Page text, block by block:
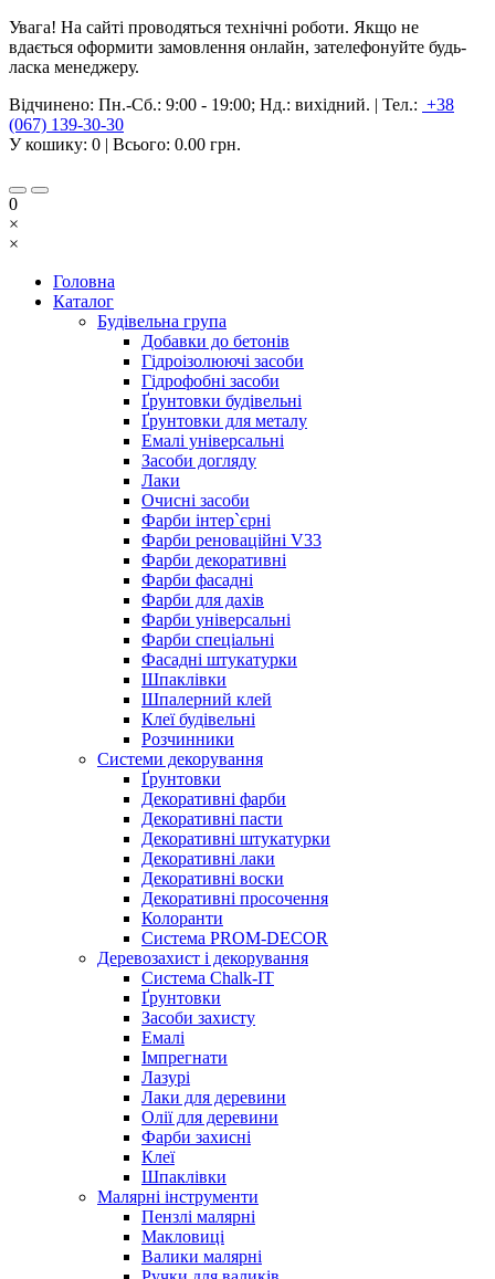
Увага! На сайті проводяться технічні роботи. Якщо не
вдається оформити замовлення онлайн, зателефонуйте будь-
ласка менеджеру.
Відчинено: Пн.-Сб.: 9:00 - 19:00; Нд.: вихідний. | Тел.: +38
(067) 139-30-30
У кошику: 0 | Всього: 0.00 грн.
0
×
×
Головна
Каталог
Будівельна група
Добавки до бетонів
Гідроізолюючі засоби
Гідрофобні засоби
Ґрунтовки будівельні
Ґрунтовки для металу
Емалі універсальні
Засоби догляду
Лаки
Очисні засоби
Фарби інтер`єрні
Фарби реноваційні V33
Фарби декоративні
Фарби фасадні
Фарби для дахів
Фарби універсальні
Фарби спеціальні
Фасадні штукатурки
Шпаклівки
Шпалерний клей
Клеї будівельні
Розчинники
Системи декорування
Ґрунтовки
Декоративні фарби
Декоративні пасти
Декоративні штукатурки
Декоративні лаки
Декоративні воски
Декоративні просочення
Колоранти
Система PROM-DECOR
Деревозахист і декорування
Система Chalk-IT
Ґрунтовки
Засоби захисту
Емалі
Імпрегнати
Лазурі
Лаки для деревини
Олії для деревини
Фарби захисні
Клеї
Шпаклівки
Малярні інструменти
Пензлі малярні
Макловиці
Валики малярні